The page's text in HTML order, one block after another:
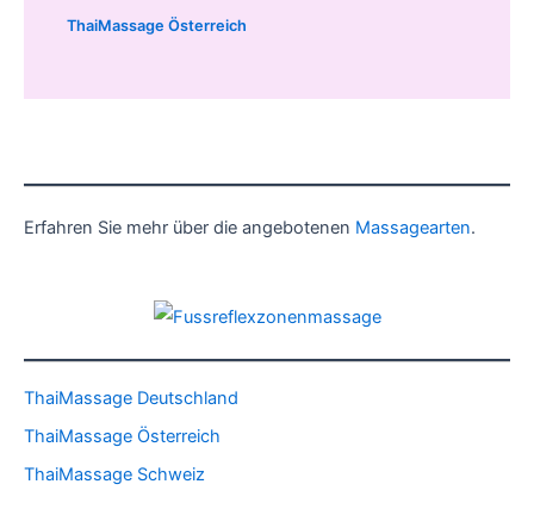
ThaiMassage Österreich
Erfahren Sie mehr über die angebotenen Massagearten.
ThaiMassage Deutschland
ThaiMassage Österreich
ThaiMassage Schweiz